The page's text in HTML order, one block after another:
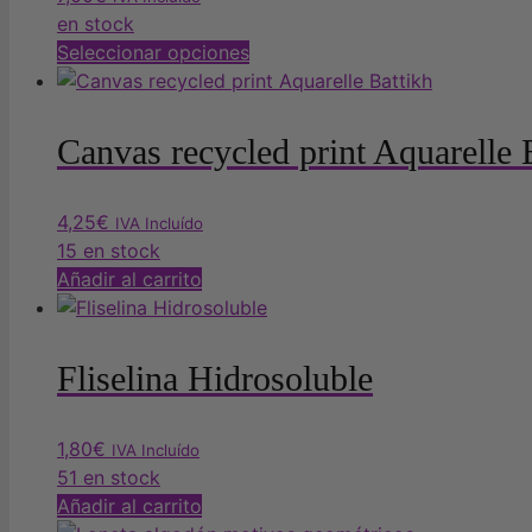
en stock
Seleccionar opcionesEste
producto
múltiples
variantes.
elegir
página
Canvas recycled print Aquarelle
4,25€ IVA Incluído
15 en stock
Añadir al carrito
Fliselina Hidrosoluble
1,80€ IVA Incluído
51 en stock
Añadir al carrito